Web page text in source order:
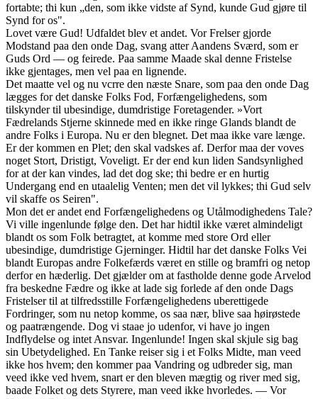
fortabte; thi kun „den, som ikke vidste af Synd, kunde Gud gjøre til
Synd for os".
Lovet være Gud! Udfaldet blev et andet. Vor Frelser gjorde
Modstand paa den onde Dag, svang atter Aandens Sværd, som er
Guds Ord — og feirede. Paa samme Maade skal denne Fristelse
ikke gjentages, men vel paa en lignende.
Det maatte vel og nu vcrre den næste Snare, som paa den onde Dag
lægges for det danske Folks Fod, Forfængelighedens, som
tilskynder til ubesindige, dumdristige Foretagender. »Vort
Fædrelands Stjerne skinnede med en ikke ringe Glands blandt de
andre Folks i Europa. Nu er den blegnet. Det maa ikke vare længe.
Er der kommen en Plet; den skal vadskes af. Derfor maa der voves
noget Stort, Dristigt, Voveligt. Er der end kun liden Sandsynlighed
for at der kan vindes, lad det dog ske; thi bedre er en hurtig
Undergang end en utaalelig Venten; men det vil lykkes; thi Gud selv
vil skaffe os Seiren".
Mon det er andet end Forfængelighedens og Utålmodighedens Tale?
Vi ville ingenlunde følge den. Det har hidtil ikke været almindeligt
blandt os som Folk betragtet, at komme med store Ord eller
ubesindige, dumdristige Gjerninger. Hidtil har det danske Folks Vei
blandt Europas andre Folkefærds været en stille og bramfri og netop
derfor en hæderlig. Det gjælder om at fastholde denne gode Arvelod
fra beskedne Fædre og ikke at lade sig forlede af den onde Dags
Fristelser til at tilfredsstille Forfængelighedens uberettigede
Fordringer, som nu netop komme, os saa nær, blive saa høirøstede
og paatrængende. Dog vi staae jo udenfor, vi have jo ingen
Indflydelse og intet Ansvar. Ingenlunde! Ingen skal skjule sig bag
sin Ubetydelighed. En Tanke reiser sig i et Folks Midte, man veed
ikke hos hvem; den kommer paa Vandring og udbreder sig, man
veed ikke ved hvem, snart er den bleven mægtig og river med sig,
baade Folket og dets Styrere, man veed ikke hvorledes. — Vor